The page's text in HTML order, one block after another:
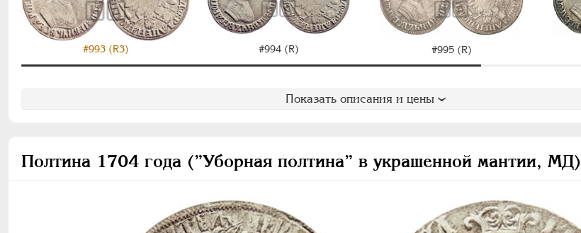
#993 (R3) #994 (R) #995 (R)
Показать описания и цены
Полтина 1704 года (”Уборная полтина” в украшенной мантии, МД)